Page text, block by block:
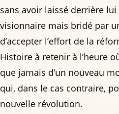
sans avoir laissé derrière lui
visionnaire mais bridé par
d’accepter l’effort de la
Histoire à retenir à l’heure
que jamais d’un nouveau
qui, dans le cas contraire,
nouvelle révolution.